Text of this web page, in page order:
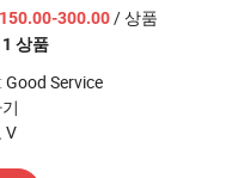
300.00/ 상품
1 상품
Good Service
V